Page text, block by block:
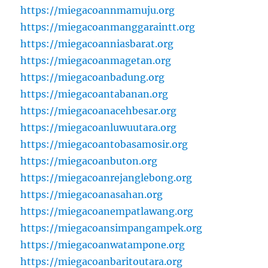
https://miegacoannmamuju.org
https://miegacoanmanggaraintt.org
https://miegacoanniasbarat.org
https://miegacoanmagetan.org
https://miegacoanbadung.org
https://miegacoantabanan.org
https://miegacoanacehbesar.org
https://miegacoanluwuutara.org
https://miegacoantobasamosir.org
https://miegacoanbuton.org
https://miegacoanrejanglebong.org
https://miegacoanasahan.org
https://miegacoanempatlawang.org
https://miegacoansimpangampek.org
https://miegacoanwatampone.org
https://miegacoanbaritoutara.org